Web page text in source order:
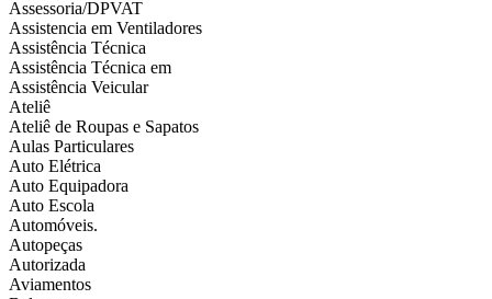
Assessoria/DPVAT
Assistencia em Ventiladores
Assistência Técnica
Assistência Técnica em
Assistência Veicular
Ateliê
Ateliê de Roupas e Sapatos
Aulas Particulares
Auto Elétrica
Auto Equipadora
Auto Escola
Automóveis.
Autopeças
Autorizada
Aviamentos